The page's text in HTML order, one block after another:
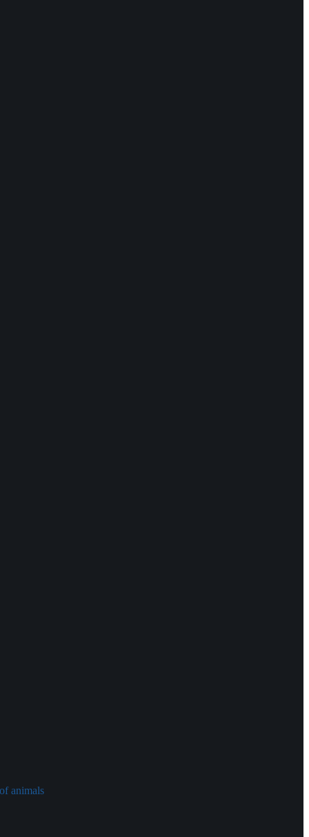
animals